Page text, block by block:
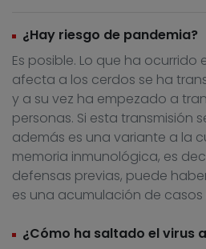
¿Hay riesgo de pandemia?
Es posible. Lo que ha ocurrido
afecta a los cerdos se ha
y a su vez ha empezado a
personas. Si esta transmisión
además es una variante a la
memoria inmunológica, es
defensas previas, puede
es una acumulación de
¿Cómo ha saltado el virus